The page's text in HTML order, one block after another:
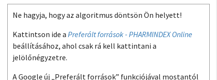
Ne hagyja, hogy az algoritmus döntsön Ön helyett!
Kattintson ide a Preferált források - PHARMINDEX Online
beállításához, ahol csak rá kell kattintani a
jelölőnégyzetre.
A Google új „Preferált források” funkciójával mostantól